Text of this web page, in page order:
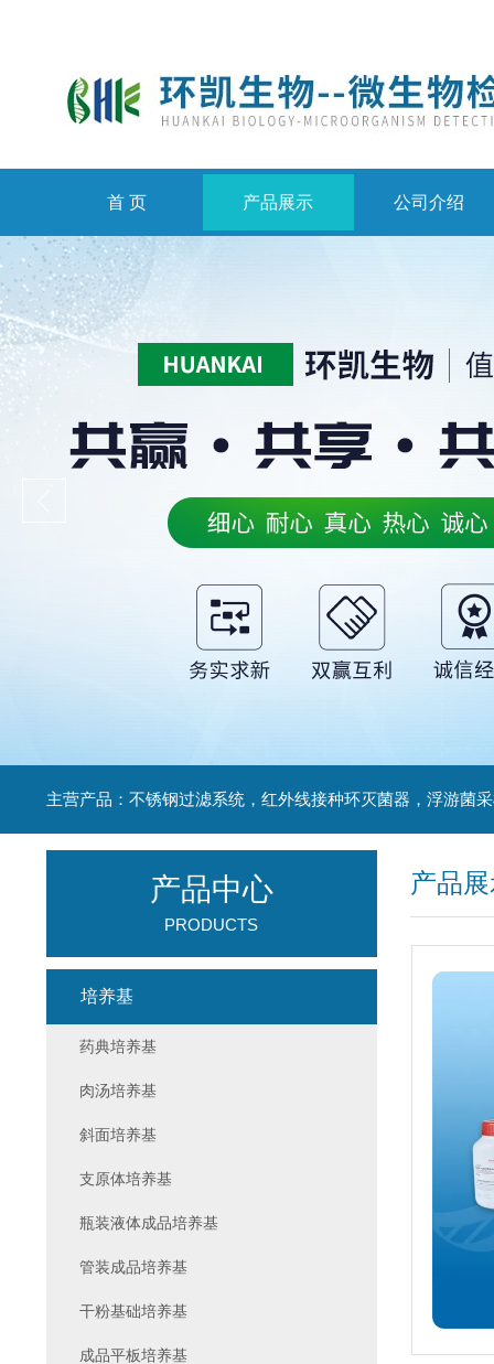
首 页 产品展示 公司介绍
产品
产品中心
PRODUCTS
培养基
药典培养基
肉汤培养基
斜面培养基
支原体培养基
瓶装液体成品培养基
管装成品培养基
干粉基础培养基
成品平板培养基